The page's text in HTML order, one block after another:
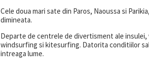
Cele doua mari sate din Paros, Naoussa si
dimineata.
Departe de centrele de divertisment ale
windsurfing si kitesurfing. Datorita conditiilor
intreaga lume.